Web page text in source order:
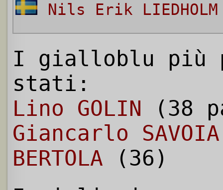
Nils Erik LIEDHOLM
I gialloblu più
stati:
Lino GOLIN (38
Giancarlo SAVOIA
BERTOLA (36)